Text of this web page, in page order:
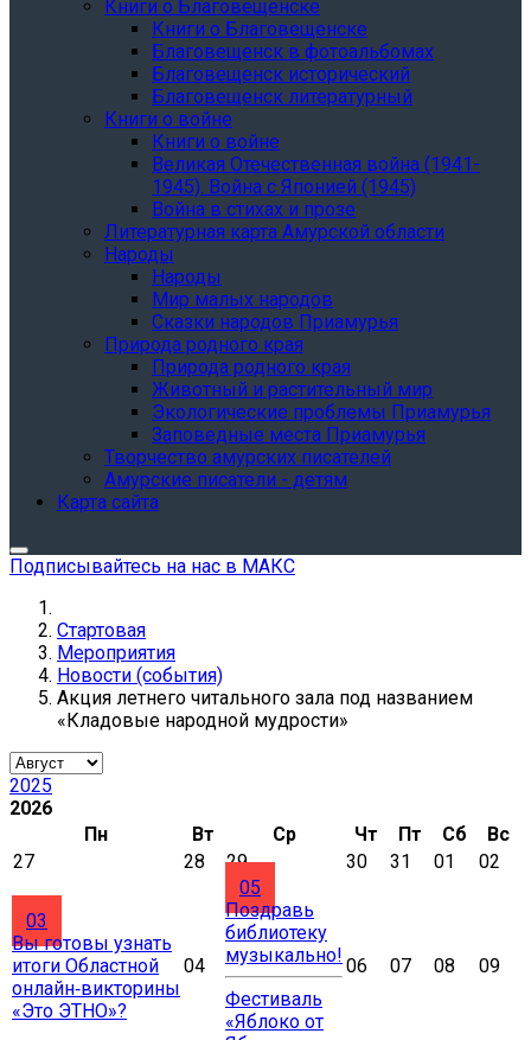
Книги о Благовещенске
Книги о Благовещенске
Благовещенск в фотоальбомах
Благовещенск исторический
Благовещенск литературный
Книги о войне
Книги о войне
Великая Отечественная война (1941-
1945). Война с Японией (1945)
Война в стихах и прозе
Литературная карта Амурской области
Народы
Народы
Мир малых народов
Сказки народов Приамурья
Природа родного края
Природа родного края
Животный и растительный мир
Экологические проблемы Приамурья
Заповедные места Приамурья
Творчество амурских писателей
Амурские писатели - детям
Карта сайта
Подписывайтесь на нас в МАКС
Стартовая
Мероприятия
Новости (события)
Акция летнего читального зала под названием
«Кладовые народной мудрости»
2025
2026
Пн
Вт Ср Чт Пт Сб
Вс
27
28 29 30 31 01 02
03
Вы готовы узнать
итоги Областной
онлайн‑викторины
«Это ЭТНО»?
04
05
Поздравь
библиотеку
музыкально!
Фестиваль
«Яблоко от
06 07 08 09